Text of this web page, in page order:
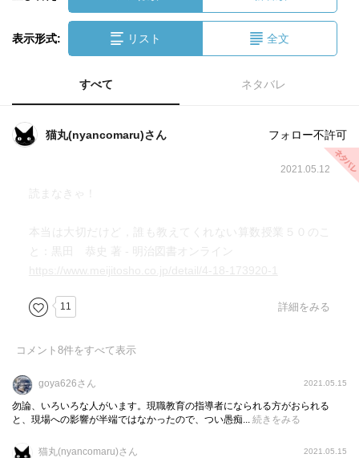
表示形式: リスト 全文
すべて ネタバレ
猫丸(nyancomaru)さん フォロー不許可
2021.05.12
読まなきゃ！
本当は大切だけど，誰も教えてくれない算数授業５０のこ
と：黒田 恭史 著 - 明治図書オンライン
11 詳細をみる
コメント 8件をすべて表示
goya626さん 2021.05.15
勿論、いろいろな人がいます。現職教育の指導者になられる方がおられる
と、現場への影響が半端ではなかったので、つい愚痴... 続きをみる
猫丸(nyancomaru)さん 2021.05.15